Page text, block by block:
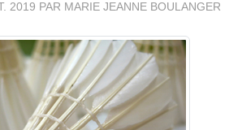
2019 PAR MARIE JEANNE BOULANGER